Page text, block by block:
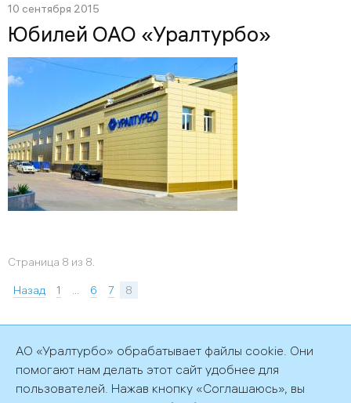
10 сентября 2015
Юбилей ОАО «Уралтурбо»
Страница 8 из 8.
Назад 1 … 6 7 8
©2026 АО «Уралтурбо»
Политика обработки персональных данных
АО «Уралтурбо» обрабатывает файлы cookie. Они
помогают нам делать этот сайт удобнее для
пользователей. Нажав кнопку «Соглашаюсь», вы